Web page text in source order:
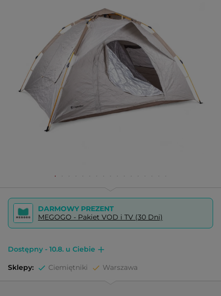
DARMOWY PREZENT
MEGOGO - Pakiet VOD i TV (30 Dni)
Dostępny - 10.8. u Ciebie
Sklepy: Ciemiętniki Warszawa